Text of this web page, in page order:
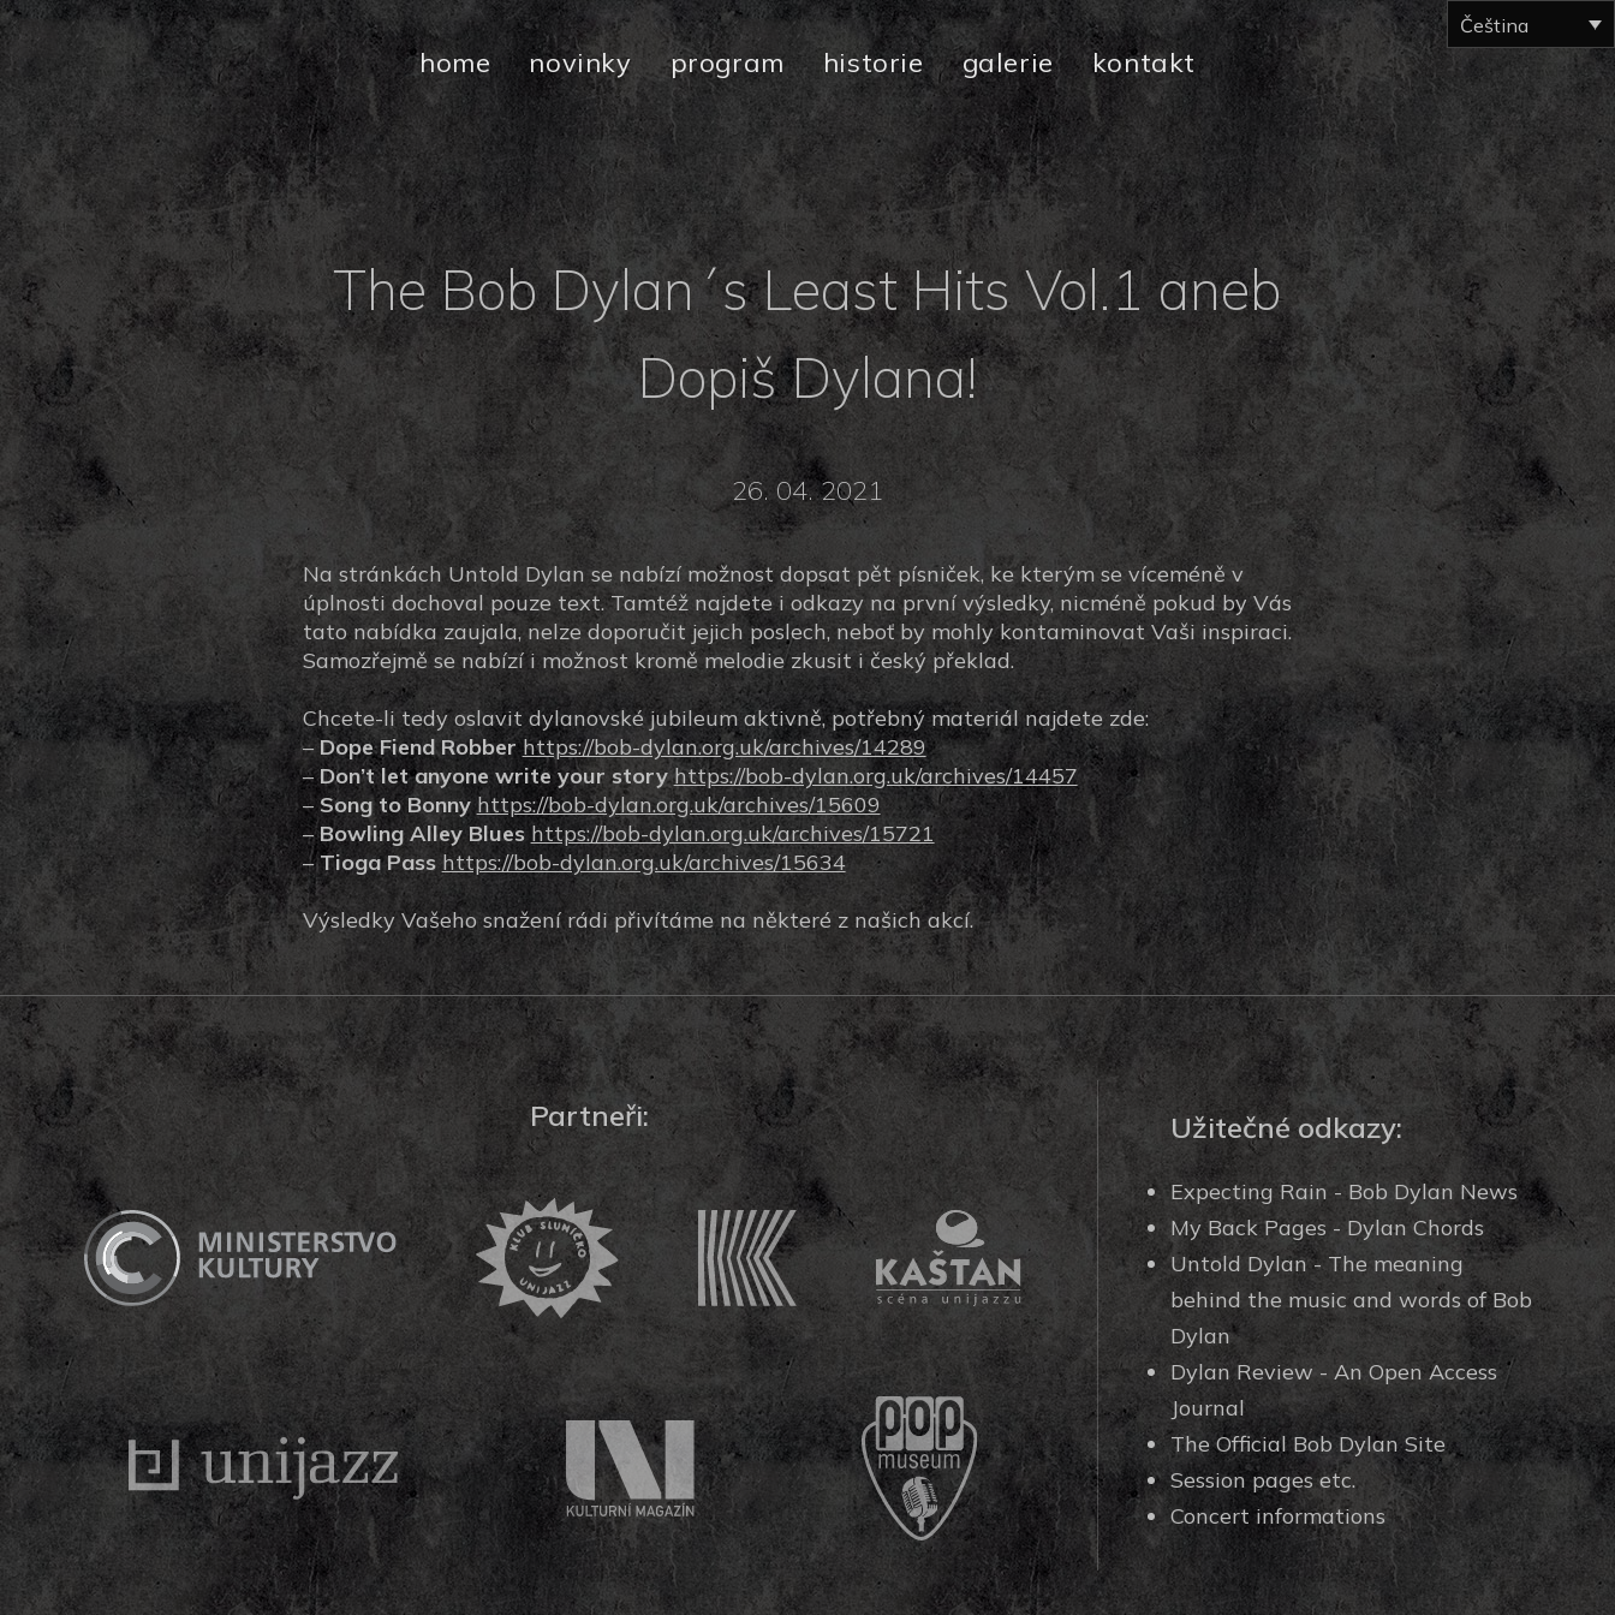
home novinky program historie galerie kontakt
Čeština
The Bob Dylan´s Least Hits Vol.1 aneb
Dopiš Dylana!
26. 04. 2021
Na stránkách Untold Dylan se nabízí možnost dopsat pět písniček, ke kterým se víceméně v
úplnosti dochoval pouze text. Tamtéž najdete i odkazy na první výsledky, nicméně pokud by Vás
tato nabídka zaujala, nelze doporučit jejich poslech, neboť by mohly kontaminovat Vaši inspiraci.
Samozřejmě se nabízí i možnost kromě melodie zkusit i český překlad.
Chcete-li tedy oslavit dylanovské jubileum aktivně, potřebný materiál najdete zde:
–Dope Fiend Robber https://bob-dylan.org.uk/archives/14289
–Don’t let anyone write your story https://bob-dylan.org.uk/archives/14457
– Song to Bonny https://bob-dylan.org.uk/archives/15609
–Bowling Alley Blues https://bob-dylan.org.uk/archives/15721
–Tioga Pass https://bob-dylan.org.uk/archives/15634
Výsledky Vašeho snažení rádi přivítáme na některé z našich akcí.
Partneři: Užitečné odkazy:
Expecting Rain - Bob Dylan News
My Back Pages - Dylan Chords
Untold Dylan - The meaning
behind the music and words of Bob
Dylan
Dylan Review - An Open Access
Journal
The Official Bob Dylan Site
Session pages etc.
Concert informations